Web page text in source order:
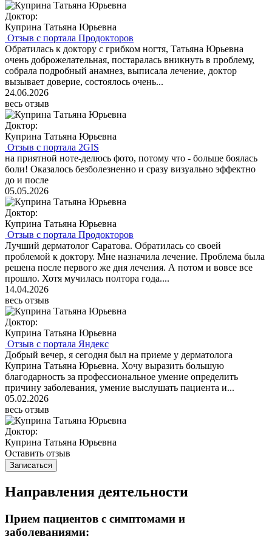
Доктор:
Куприна Татьяна Юрьевна
Отзыв с портала Продокторов
Обратилась к доктору с грибком ногтя, Татьяна Юрьевна
очень доброжелательная, постаралась вникнуть в проблему,
собрала подробный анамнез, выписала лечение, доктор
вызывает доверие, состоялось очень...
24.06.2026
весь отзыв
Доктор:
Куприна Татьяна Юрьевна
Отзыв с портала 2GIS
на приятной ноте-делюсь фото, потому что - больше боялась
боли! Оказалось безболезненно и сразу визуально эффектно
до и после
05.05.2026
Доктор:
Куприна Татьяна Юрьевна
Отзыв с портала Продокторов
Лучший дерматолог Саратова. Обратилась со своей
проблемой к доктору. Мне назначила лечение. Проблема была
решена после первого же дня лечения. А потом и вовсе все
прошло. Хотя мучилась полтора года....
14.04.2026
весь отзыв
Доктор:
Куприна Татьяна Юрьевна
Отзыв с портала Яндекс
Добрый вечер, я сегодня был на приеме у дерматолога
Куприна Татьяна Юрьевна. Хочу выразить большую
благодарность за профессиональное умение определить
причину заболевания, умение выслушать пациента и...
05.02.2026
весь отзыв
Доктор:
Куприна Татьяна Юрьевна
Оставить отзыв
Записаться
Направления деятельности
Прием пациентов с симптомами и
заболеваниями: